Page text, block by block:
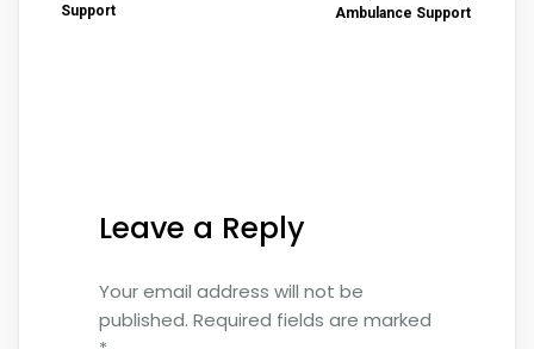
Support
Ambulance Support
Leave a Reply
Your email address will not be
published. Required fields are marked